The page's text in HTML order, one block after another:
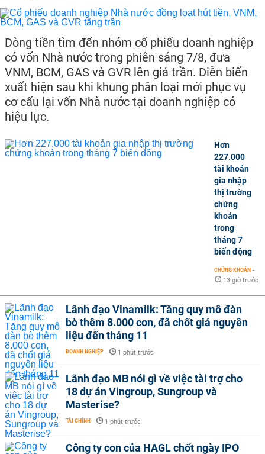
Dòng tiền tìm đến nhóm cổ phiếu doanh nghiệp
có vốn Nhà nước trong phiên sáng 7/8, đưa
VNM, BCM, GAS và GVR lên giá trần. Diễn biến
xuất hiện sau khi khung phân loại mới phục vụ
cơ cấu lại vốn Nhà nước tại doanh nghiệp có
hiệu lực.
Hơn
227.000
tài khoản
gia nhập
thị trường
chứng
khoán
trong
tháng 7
biến động
CHỨNG KHOÁN -
13 giờ trước
Lãnh đạo Vinamilk: Tăng quy mô đàn
bò thêm 8.000 con, đã chốt giá nguyên
liệu đến tháng 11
DOANH NGHIỆP - 1 phút trước
Lãnh đạo MB nói gì về việc tài trợ cho
18 dự án Vingroup, Sungroup và
Masterise?
TÀI CHÍNH - 1 phút trước
Công ty con của HAGL chốt ngày IPO